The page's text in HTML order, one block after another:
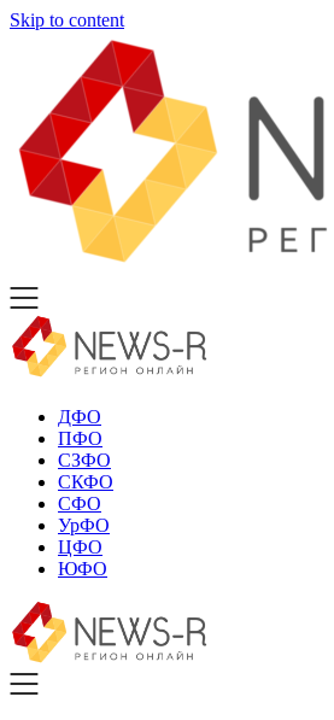
Skip to content
ДФО
ПФО
СЗФО
СКФО
СФО
УрФО
ЦФО
ЮФО